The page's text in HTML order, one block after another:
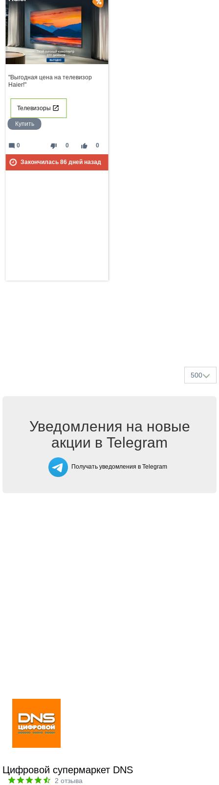
"Выгодная цена на телевизор
Haier!"
Телевизоры
Купить
thumb_down 0 thumb_up 0
mode_comment 0
Закончилась 86дней назад
500
Уведомления на новые
акции в Telegram
Получать уведомления в Telegram
Цифровой супермаркет DNS
2 отзыва